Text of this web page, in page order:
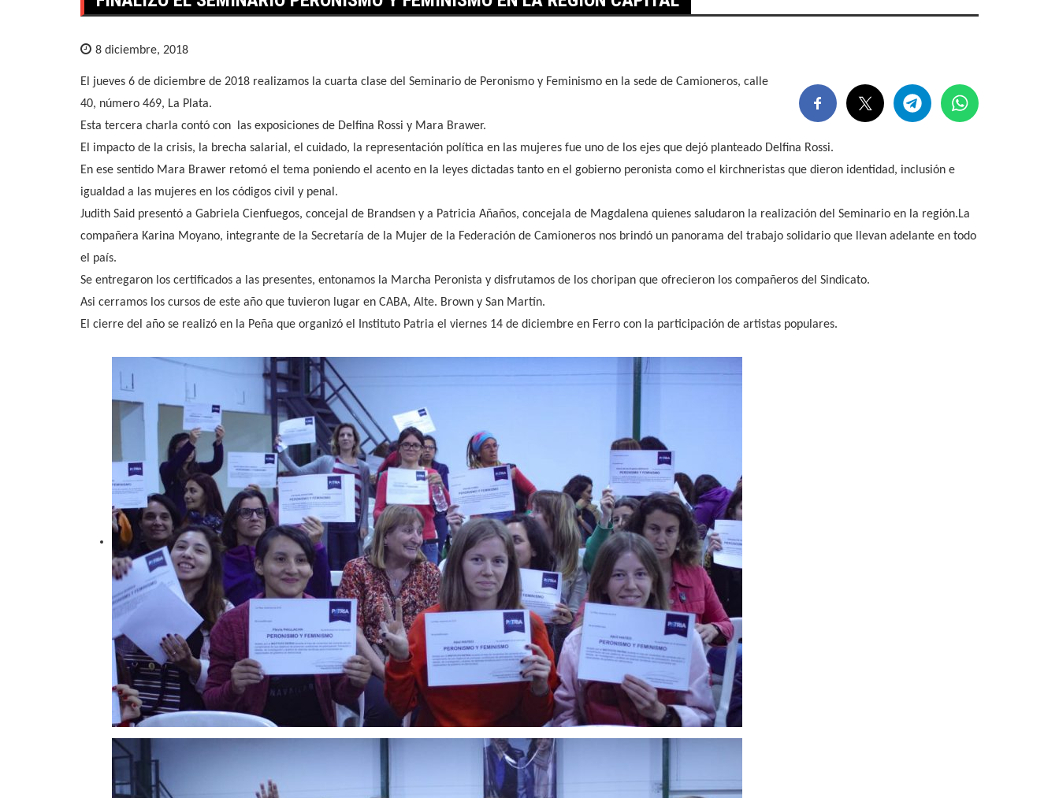
8 diciembre, 2018
El jueves 6 de diciembre de 2018 realizamos la cuarta clase del Seminario de Peronismo y Feminismo en la sede de Camioneros, calle
40, número 469, La Plata.
Esta tercera charla contó con las exposiciones de Delfina Rossi y Mara Brawer.
El impacto de la crisis, la brecha salarial, el cuidado, la representación política en las mujeres fue uno de los ejes que dejó planteado Delfina Rossi.
En ese sentido Mara Brawer retomó el tema poniendo el acento en la leyes dictadas tanto en el gobierno peronista como el kirchneristas que dieron identidad, inclusión e
igualdad a las mujeres en los códigos civil y penal.
Judith Said presentó a Gabriela Cienfuegos, concejal de Brandsen y a Patricia Añaños, concejala de Magdalena quienes saludaron la realización del Seminario en la región.La
compañera Karina Moyano, integrante de la Secretaría de la Mujer de la Federación de Camioneros nos brindó un panorama del trabajo solidario que llevan adelante en todo
el país.
Se entregaron los certificados a las presentes, entonamos la Marcha Peronista y disfrutamos de los choripan que ofrecieron los compañeros del Sindicato.
Asi cerramos los cursos de este año que tuvieron lugar en CABA, Alte. Brown y San Martín.
El cierre del año se realizó en la Peña que organizó el Instituto Patria el viernes 14 de diciembre en Ferro con la participación de artistas populares.